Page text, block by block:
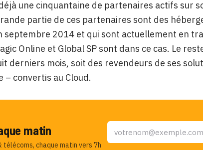
une cinquantaine de partenaires actifs sur
partie de ces partenaires sont des
septembre 2014 et qui sont actuellement en
Online et Global SP sont dans ce cas. Le
derniers mois, soit des revendeurs de ses
– convertis au Cloud.
matin
chaque matin vers 7h